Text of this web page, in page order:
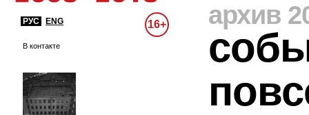
РУС ENG 16+
В контакте
архив